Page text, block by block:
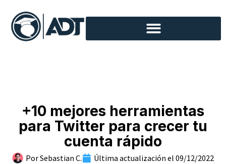
+10 mejores herramientas
para Twitter para crecer tu
cuenta rápido
PorSebastian C. Última actualización el 09/12/2022